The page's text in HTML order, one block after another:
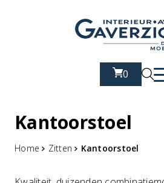
0
Kantoorstoel
Home Zitten Kantoorstoel